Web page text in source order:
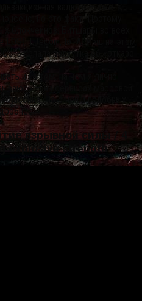
валюта — уже
но это факт. Поэтому
блокчейнов: Битшары во всех
EOS), Litecoin, IoTA. Кэш на этом
попала полуутка об «отказе
и на том, на чём я лично
— на сервисах массовой
Но о ней и подобных —
взрывной силы / 4
explosive strength